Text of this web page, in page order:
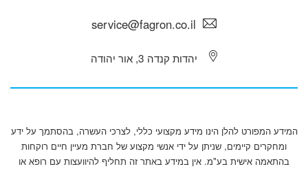
service@fagron.co.il
יהדות קנדה 3, אור יהודה
המידע המפורט להלן הינו מידע מקצועי כללי, לצרכי העשרה, בהסתמך על ידע
ומחקרים קיימים, שניתן על ידי אנשי מקצוע של חברת מעיין חיים רוקחות
בהתאמה אישית בע"מ. אין במידע באתר זה תחליף להיוועצות עם רופא או